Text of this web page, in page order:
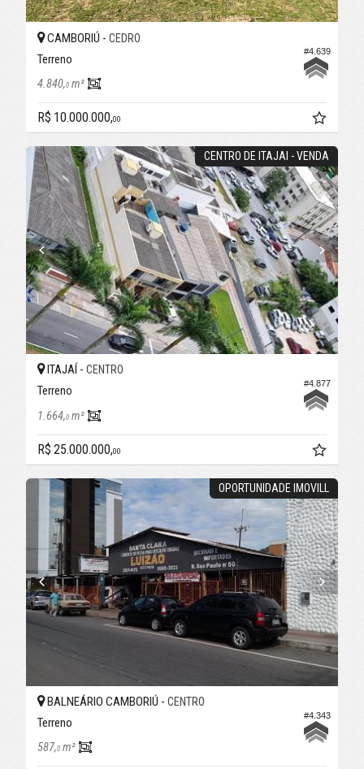
#4.639
CAMBORIÚ - CEDRO
Terreno
4.840,0 m²
R$ 10.000.000,00
CENTRO DE ITAJAI - VENDA
#4.877
ITAJAÍ - CENTRO
Terreno
1.664,0 m²
R$ 25.000.000,00
OPORTUNIDADE IMOVILL
#4.343
BALNEÁRIO CAMBORIÚ - CENTRO
Terreno
587,0 m²